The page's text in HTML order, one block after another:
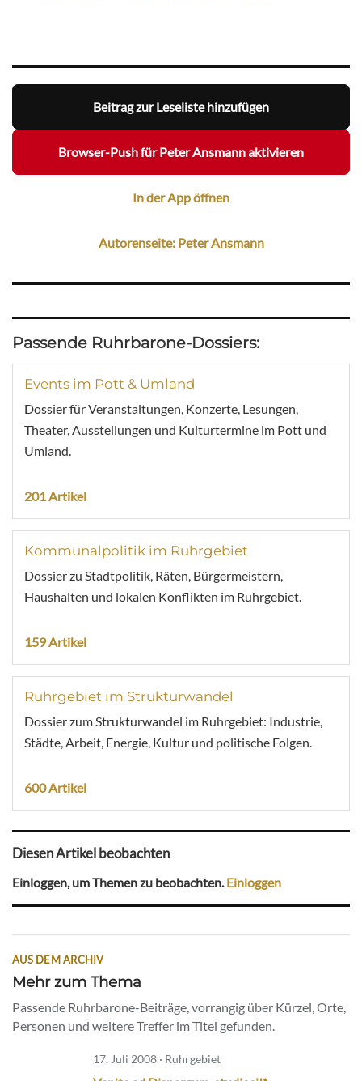
Beitrag zur Leseliste hinzufügen
Browser-Push für Peter Ansmann aktivieren
In der App öffnen
Autorenseite: Peter Ansmann
Passende Ruhrbarone-Dossiers:
Events im Pott & Umland
Dossier für Veranstaltungen, Konzerte, Lesungen,
Theater, Ausstellungen und Kulturtermine im Pott und
Umland.
201 Artikel
Kommunalpolitik im Ruhrgebiet
Dossier zu Stadtpolitik, Räten, Bürgermeistern,
Haushalten und lokalen Konflikten im Ruhrgebiet.
159 Artikel
Ruhrgebiet im Strukturwandel
Dossier zum Strukturwandel im Ruhrgebiet: Industrie,
Städte, Arbeit, Energie, Kultur und politische Folgen.
600 Artikel
Diesen Artikel beobachten
Einloggen, um Themen zu beobachten.Einloggen
AUS DEM ARCHIV
Mehr zum Thema
Passende Ruhrbarone-Beiträge, vorrangig über Kürzel, Orte,
Personen und weitere Treffer im Titel gefunden.
17. Juli 2008 · Ruhrgebiet